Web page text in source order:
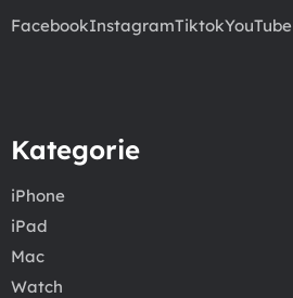
FacebookInstagramTiktokYouTube
Kategorie
iPhone
iPad
Mac
Watch